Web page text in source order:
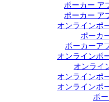
ポーカー ア
ポーカー ア
オンラインポ
ポーカ
ポーカーア
オンラインポ
オンライ
オンラインポ
オンラインポ
ポ